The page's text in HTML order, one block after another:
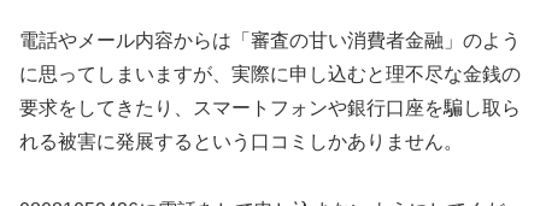
電話やメール内容からは「審査の甘い消費者金融」のよう
に思ってしまいますが、実際に申し込むと理不尽な金銭の
要求をしてきたり、スマートフォンや銀行口座を騙し取ら
れる被害に発展するという口コミしかありません。